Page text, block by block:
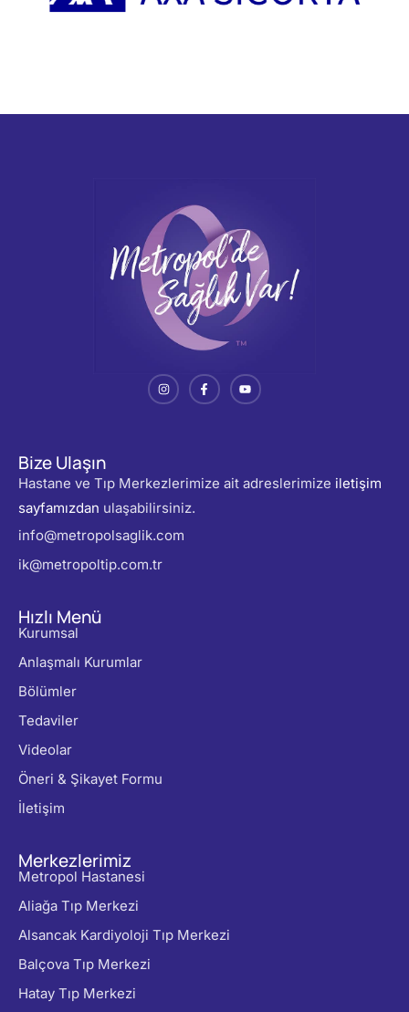
Bize Ulaşın
Hastane ve Tıp Merkezlerimize ait adreslerimize iletişim
sayfamızdan ulaşabilirsiniz.
info@metropolsaglik.com
ik@metropoltip.com.tr
Hızlı Menü
Kurumsal
Anlaşmalı Kurumlar
Bölümler
Tedaviler
Videolar
Öneri & Şikayet Formu
İletişim
Merkezlerimiz
Metropol Hastanesi
Aliağa Tıp Merkezi
Alsancak Kardiyoloji Tıp Merkezi
Balçova Tıp Merkezi
Hatay Tıp Merkezi